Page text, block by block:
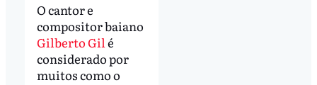
O cantor e
compositor baiano
Gilberto Gilé
considerado por
muitos como o